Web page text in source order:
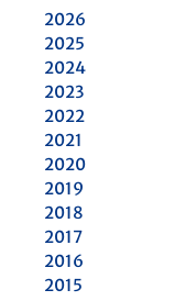
2026
2025
2024
2023
2022
2021
2020
2019
2018
2017
2016
2015